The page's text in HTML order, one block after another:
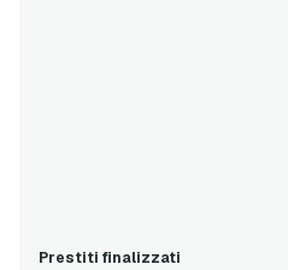
Prestiti finalizzati